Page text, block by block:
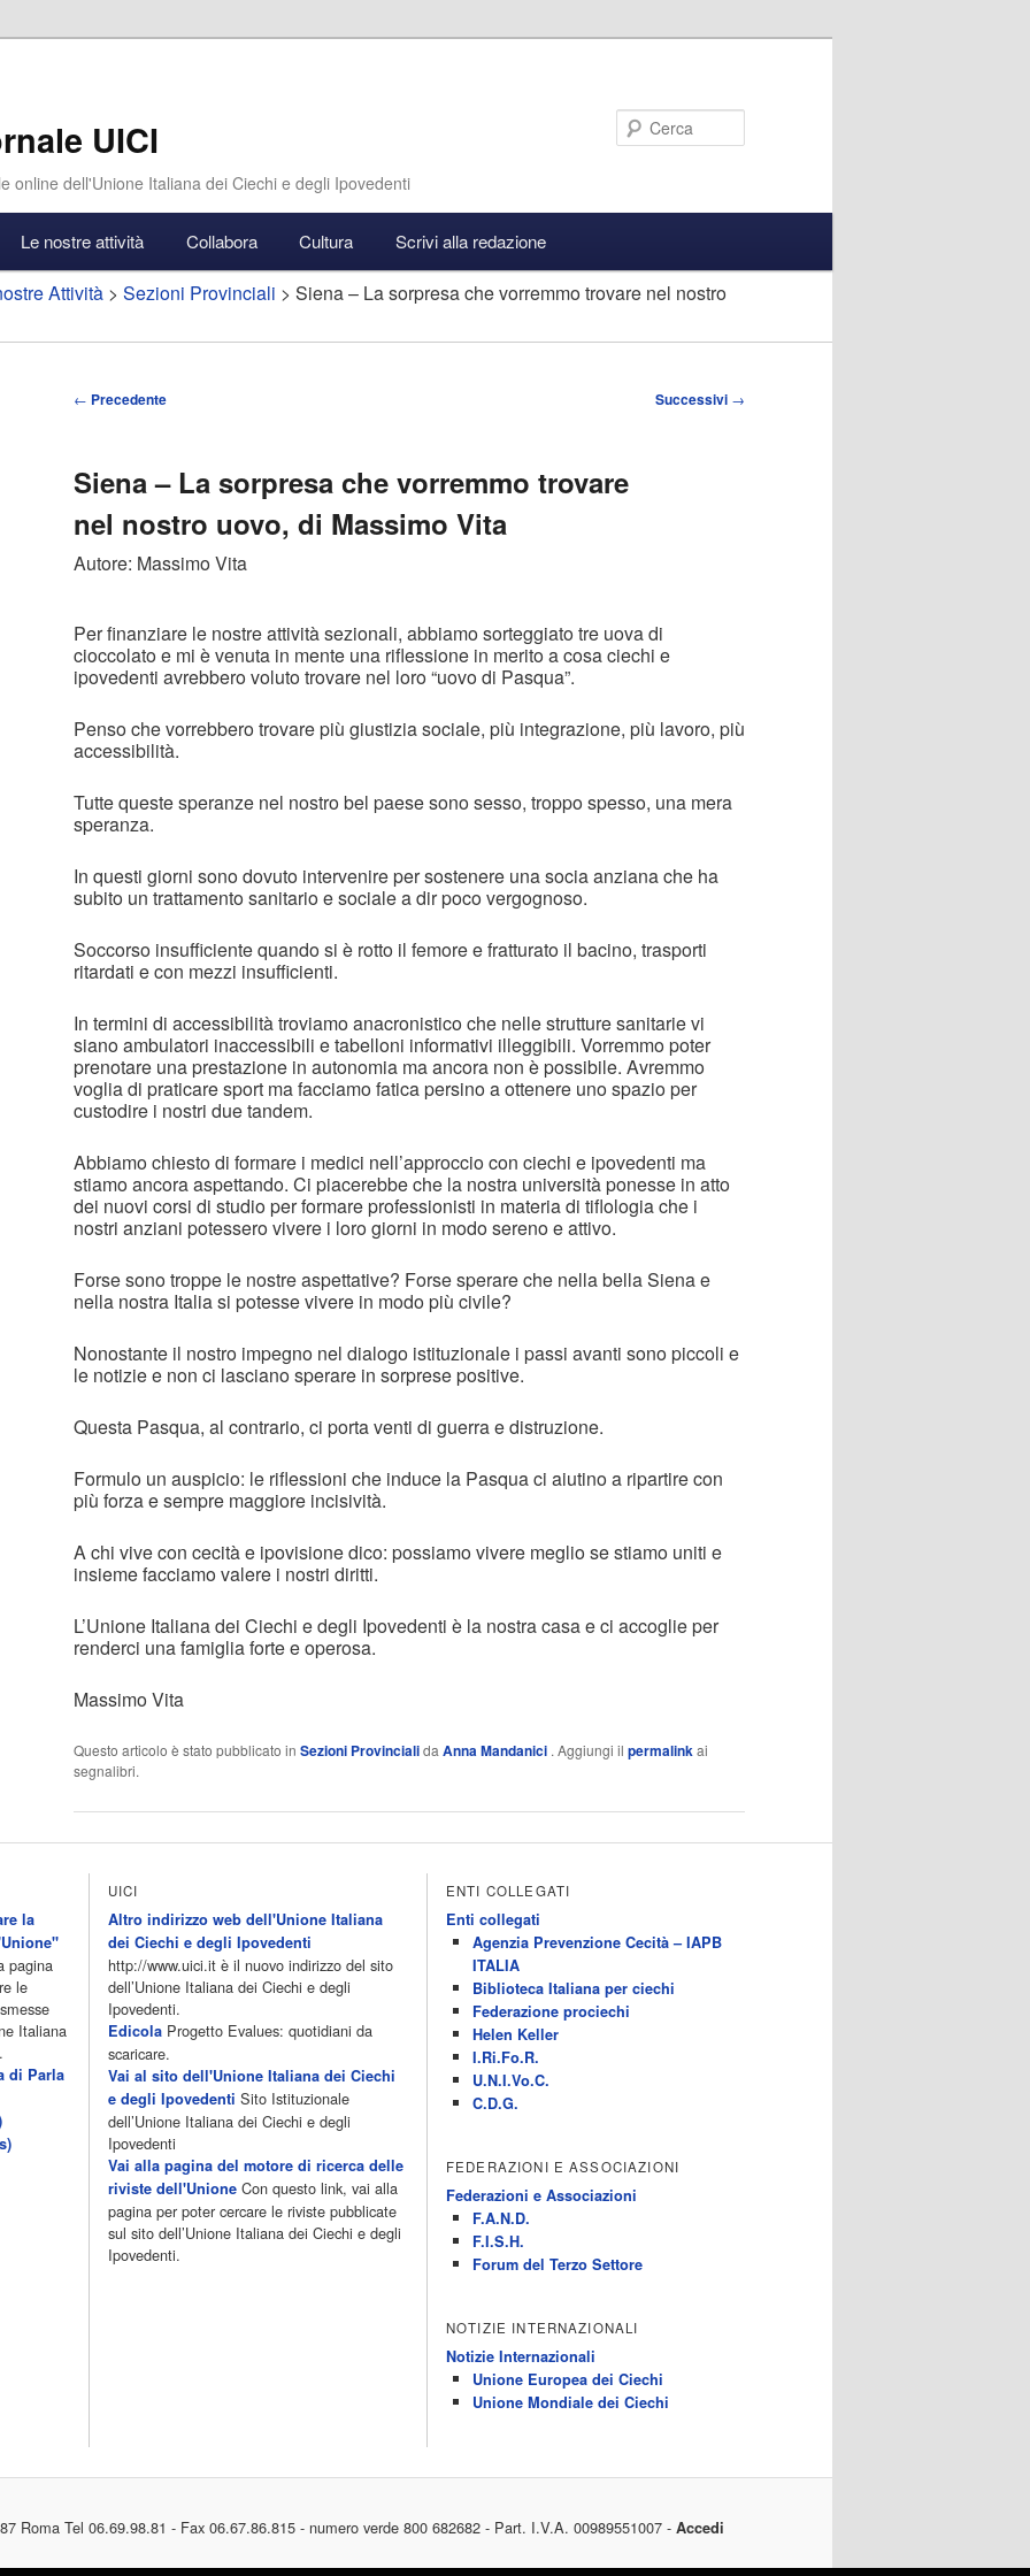
UICI
online dell'Unione Italiana dei Ciechi e degli Ipovedenti
Le nostre attività Collabora Cultura Scrivi alla redazione
Attività > Sezioni Provinciali > Siena – La sorpresa che vorremmo trovare nel nostro
Navigazione
← Precedente Successivi →
Siena – La sorpresa che vorremmo trovare
nel nostro uovo, di Massimo Vita
Autore: Massimo Vita
Per finanziare le nostre attività sezionali, abbiamo sorteggiato tre uova di
cioccolato e mi è venuta in mente una riflessione in merito a cosa ciechi e
ipovedenti avrebbero voluto trovare nel loro “uovo di Pasqua”.
Penso che vorrebbero trovare più giustizia sociale, più integrazione, più lavoro, più
accessibilità.
Tutte queste speranze nel nostro bel paese sono sesso, troppo spesso, una mera
speranza.
In questi giorni sono dovuto intervenire per sostenere una socia anziana che ha
subito un trattamento sanitario e sociale a dir poco vergognoso.
Soccorso insufficiente quando si è rotto il femore e fratturato il bacino, trasporti
ritardati e con mezzi insufficienti.
In termini di accessibilità troviamo anacronistico che nelle strutture sanitarie vi
siano ambulatori inaccessibili e tabelloni informativi illeggibili. Vorremmo poter
prenotare una prestazione in autonomia ma ancora non è possibile. Avremmo
voglia di praticare sport ma facciamo fatica persino a ottenere uno spazio per
custodire i nostri due tandem.
Abbiamo chiesto di formare i medici nell’approccio con ciechi e ipovedenti ma
stiamo ancora aspettando. Ci piacerebbe che la nostra università ponesse in atto
dei nuovi corsi di studio per formare professionisti in materia di tiflologia che i
nostri anziani potessero vivere i loro giorni in modo sereno e attivo.
Forse sono troppe le nostre aspettative? Forse sperare che nella bella Siena e
nella nostra Italia si potesse vivere in modo più civile?
Nonostante il nostro impegno nel dialogo istituzionale i passi avanti sono piccoli e
le notizie e non ci lasciano sperare in sorprese positive.
Questa Pasqua, al contrario, ci porta venti di guerra e distruzione.
Formulo un auspicio: le riflessioni che induce la Pasqua ci aiutino a ripartire con
più forza e sempre maggiore incisività.
A chi vive con cecità e ipovisione dico: possiamo vivere meglio se stiamo uniti e
insieme facciamo valere i nostri diritti.
L’Unione Italiana dei Ciechi e degli Ipovedenti è la nostra casa e ci accoglie per
renderci una famiglia forte e operosa.
Massimo Vita
Questo articolo è stato pubblicato in Sezioni Provincialida Anna Mandanici . Aggiungi il permalinkai
segnalibri.
la
pagina
le
Italiana
di Parla
UICI
Altro indirizzo web dell'Unione Italiana
dei Ciechi e degli Ipovedenti
http://www.uici.it è il nuovo indirizzo del sito
dell’Unione Italiana dei Ciechi e degli
Ipovedenti.
Edicola Progetto Evalues: quotidiani da
scaricare.
Vai al sito dell'Unione Italiana dei Ciechi
e degli Ipovedenti Sito Istituzionale
dell’Unione Italiana dei Ciechi e degli
Ipovedenti
Vai alla pagina del motore di ricerca delle
riviste dell'Unione Con questo link, vai alla
pagina per poter cercare le riviste pubblicate
sul sito dell’Unione Italiana dei Ciechi e degli
Ipovedenti.
ENTI COLLEGATI
Enti collegati
Agenzia Prevenzione Cecità – IAPB
ITALIA
Biblioteca Italiana per ciechi
Federazione prociechi
Helen Keller
I.Ri.Fo.R.
U.N.I.Vo.C.
C.D.G.
FEDERAZIONI E ASSOCIAZIONI
Federazioni e Associazioni
F.A.N.D.
F.I.S.H.
Forum del Terzo Settore
NOTIZIE INTERNAZIONALI
Notizie Internazionali
Unione Europea dei Ciechi
Unione Mondiale dei Ciechi
Roma Tel 06.69.98.81 - Fax 06.67.86.815 - numero verde 800 682682 - Part. I.V.A. 00989551007 - Accedi